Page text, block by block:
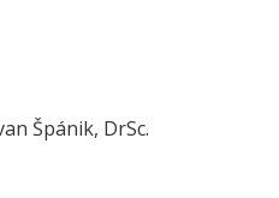
Špánik, DrSc.